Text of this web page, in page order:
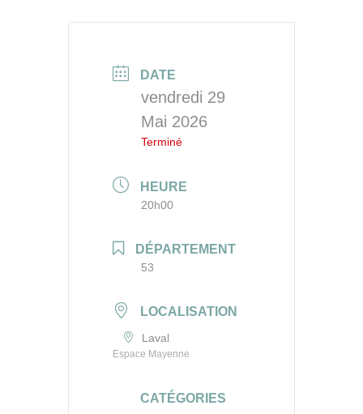
DATE
vendredi 29
Mai 2026
Terminé
HEURE
20h00
DÉPARTEMENT
53
LOCALISATION
Laval
Espace Mayenne
CATÉGORIES